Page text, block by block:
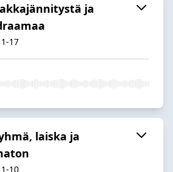
ja
17
laiska ja
10